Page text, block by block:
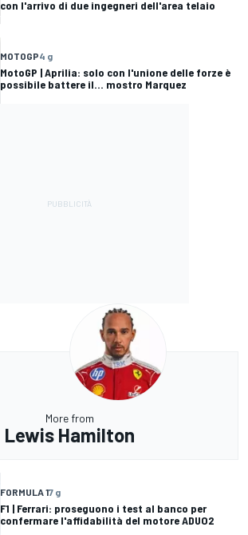
con l'arrivo di due ingegneri dell'area telaio
MOTOGP4 g
MotoGP | Aprilia: solo con l'unione delle forze è
possibile battere il... mostro Marquez
More from
Lewis Hamilton
FORMULA 17 g
F1 | Ferrari: proseguono i test al banco per
confermare l'affidabilità del motore ADUO2